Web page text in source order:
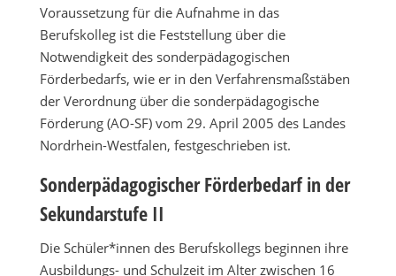
Voraussetzung für die Aufnahme in das
Berufskolleg ist die Feststellung über die
Notwendigkeit des sonderpädagogischen
Förderbedarfs, wie er in den Verfahrensmaßstäben
der Verordnung über die sonderpädagogische
Förderung (AO-SF) vom 29. April 2005 des Landes
Nordrhein-Westfalen, festgeschrieben ist.
Sonderpädagogischer Förderbedarf in der
Sekundarstufe II
Die Schüler*innen des Berufskollegs beginnen ihre
Ausbildungs- und Schulzeit im Alter zwischen 16